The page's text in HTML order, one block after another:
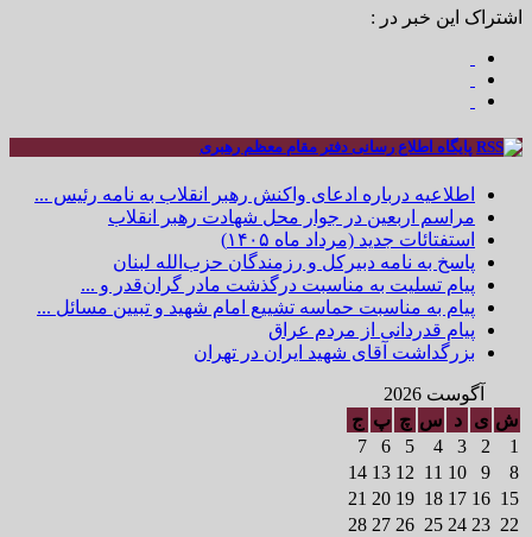
اشتراک این خبر در :
پایگاه اطلاع رسانی دفتر مقام معظم رهبری
اطلاعیه درباره ادعای واکنش رهبر انقلاب به نامه رئیس ...
مراسم اربعین در جوار محل شهادت رهبر انقلاب
استفتائات جدید (مرداد ماه ۱۴۰۵)
پاسخ به نامه دبیرکل و رزمندگان حزب‌الله لبنان
پیام تسلیت به مناسبت درگذشت مادر گران‌قدر و ...
پیام به مناسبت حماسه تشییع امام شهید و تبیین مسائل ...
پیام قدردانی از مردم عراق
بزرگداشت آقای شهید ایران در تهران
آگوست 2026
ش ی د س چ پ ج
1
2
3
4
5
6
7
8
9
10
11
12
13
14
15
16
17
18
19
20
21
22
23
24
25
26
27
28